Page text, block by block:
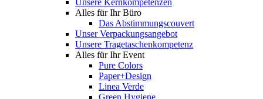
Unsere Kernkompetenzen
Alles für Ihr Büro
Das Abstimmungscouvert
Unser Verpackungsangebot
Unsere Tragetaschenkompetenz
Alles für Ihr Event
Pure Colors
Paper+Design
Linea Verde